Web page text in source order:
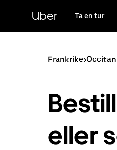
hovedinnholdet
Uber Ta en tur
Frankrike>
eller